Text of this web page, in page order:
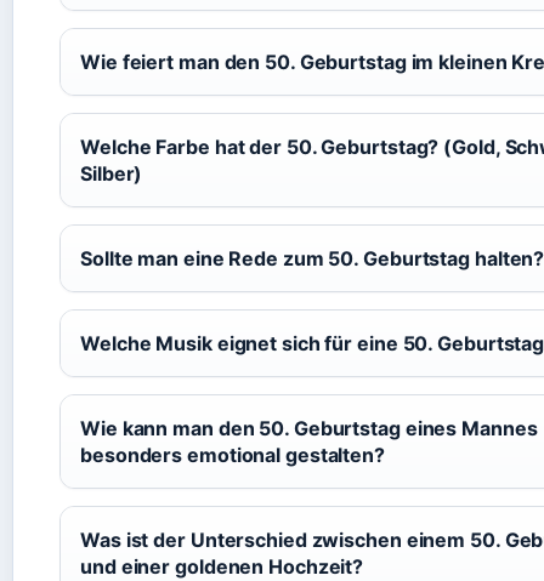
Wie feiert man den 50. Geburtstag im kleinen
Welche Farbe hat der 50. Geburtstag? (Gold,
Silber)
Sollte man eine Rede zum 50. Geburtstag halten?
Welche Musik eignet sich für eine 50.
Wie kann man den 50. Geburtstag eines Mannes
besonders emotional gestalten?
Was ist der Unterschied zwischen einem 50.
und einer goldenen Hochzeit?